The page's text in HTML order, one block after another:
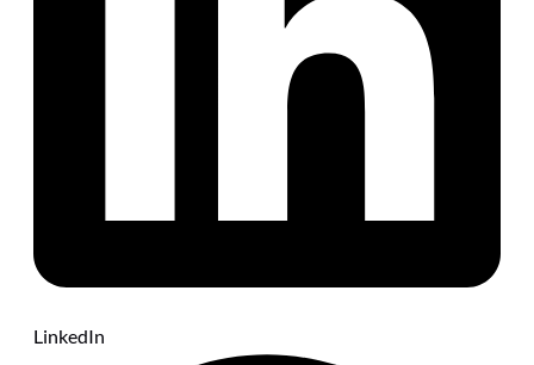
LinkedIn